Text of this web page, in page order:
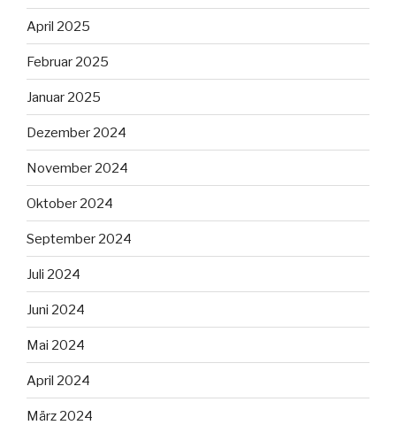
April 2025
Februar 2025
Januar 2025
Dezember 2024
November 2024
Oktober 2024
September 2024
Juli 2024
Juni 2024
Mai 2024
April 2024
März 2024